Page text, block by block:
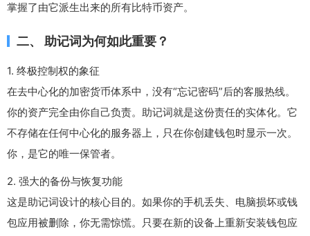
掌握了由它派生出来的所有比特币资产。
二、 助记词为何如此重要？
1. 终极控制权的象征
在去中心化的加密货币体系中，没有“忘记密码”后的客服热线。
你的资产完全由你自己负责。助记词就是这份责任的实体化。它
不存储在任何中心化的服务器上，只在你创建钱包时显示一次。
你，是它的唯一保管者。
2. 强大的备份与恢复功能
这是助记词设计的核心目的。如果你的手机丢失、电脑损坏或钱
包应用被删除，你无需惊慌。只要在新的设备上重新安装钱包应